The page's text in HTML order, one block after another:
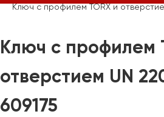
Ключ с профилем TORX и
Ключ с профилем
отверстием UN
609175